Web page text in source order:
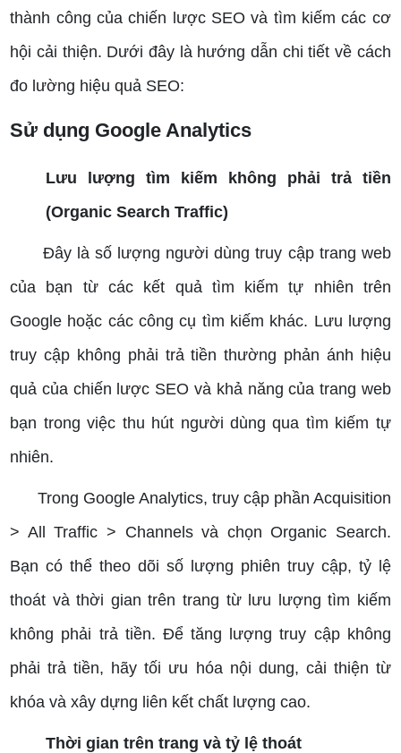
thành công của chiến lược SEO và tìm kiếm các cơ
hội cải thiện. Dưới đây là hướng dẫn chi tiết về cách
đo lường hiệu quả SEO:
Sử dụng Google Analytics
Lưu lượng tìm kiếm không phải trả tiền
(Organic Search Traffic)
Đây là số lượng người dùng truy cập trang web
của bạn từ các kết quả tìm kiếm tự nhiên trên
Google hoặc các công cụ tìm kiếm khác. Lưu lượng
truy cập không phải trả tiền thường phản ánh hiệu
quả của chiến lược SEO và khả năng của trang web
bạn trong việc thu hút người dùng qua tìm kiếm tự
nhiên.
Trong Google Analytics, truy cập phần Acquisition
> All Traffic > Channels và chọn Organic Search.
Bạn có thể theo dõi số lượng phiên truy cập, tỷ lệ
thoát và thời gian trên trang từ lưu lượng tìm kiếm
không phải trả tiền. Để tăng lượng truy cập không
phải trả tiền, hãy tối ưu hóa nội dung, cải thiện từ
khóa và xây dựng liên kết chất lượng cao.
Thời gian trên trang và tỷ lệ thoát